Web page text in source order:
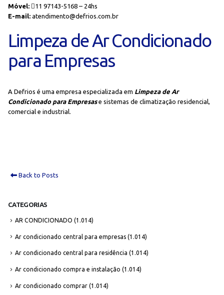
Móvel:
11 97143-5168 – 24hs
E-mail: atendimento@defrios.com.br
Limpeza de Ar Condicionado
para Empresas
A Defrios é uma empresa especializada em Limpeza de Ar
Condicionado para Empresase sistemas de climatização residencial,
comercial e industrial.
Back to Posts
CATEGORIAS
AR CONDICIONADO (1.014)
Ar condicionado central para empresas (1.014)
Ar condicionado central para residência (1.014)
Ar condicionado compra e instalação (1.014)
Ar condicionado comprar (1.014)